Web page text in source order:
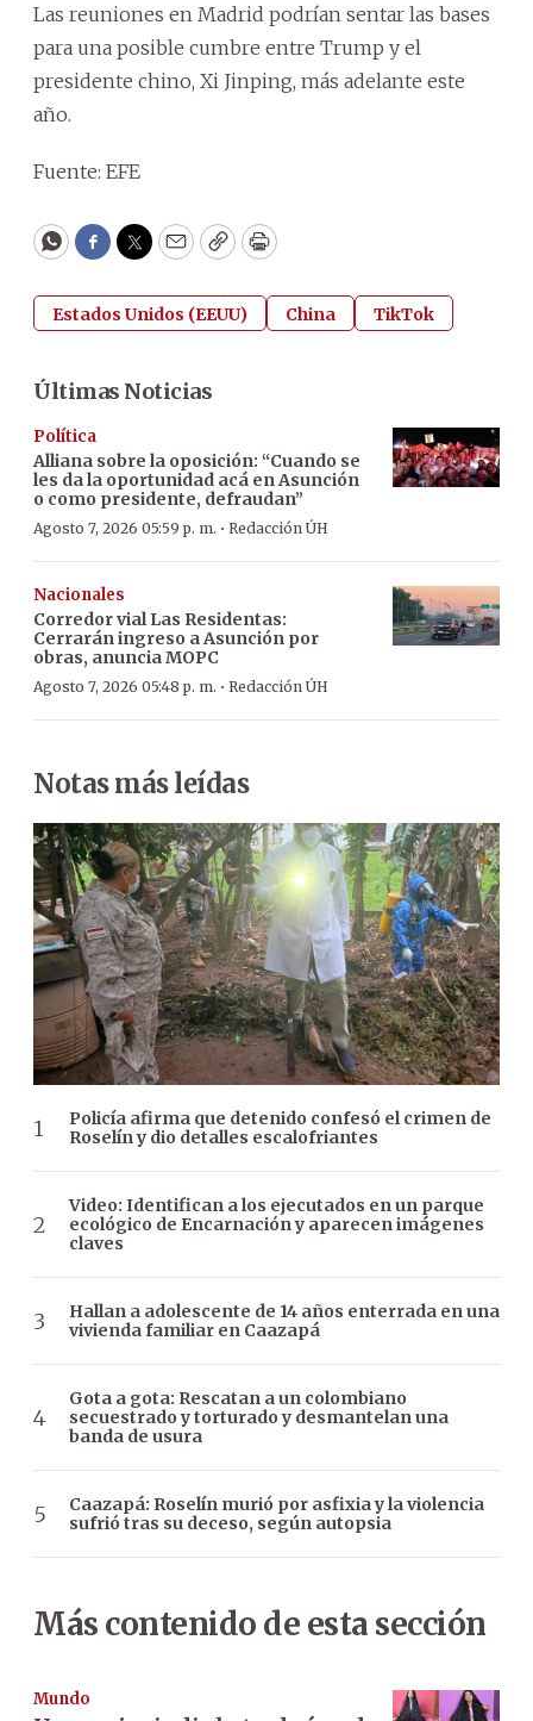
Las reuniones en Madrid podrían sentar las bases
para una posible cumbre entre Trump y el
presidente chino, Xi Jinping, más adelante este
año.
Fuente: EFE
WhatsApp
Facebook
Twitter
EmailCopyPrint
Estados Unidos (EEUU) China TikTok
Últimas Noticias
Política
Alliana sobre la oposición: “Cuando se
les da la oportunidad acá en Asunción
o como presidente, defraudan”
Agosto 7, 2026 05:59 p. m. · Redacción ÚH
Nacionales
Corredor vial Las Residentas:
Cerrarán ingreso a Asunción por
obras, anuncia MOPC
Agosto 7, 2026 05:48 p. m. · Redacción ÚH
Notas más leídas
Policía afirma que detenido confesó el crimen de
Roselín y dio detalles escalofriantes
Video: Identifican a los ejecutados en un parque
ecológico de Encarnación y aparecen imágenes
claves
Hallan a adolescente de 14 años enterrada en una
vivienda familiar en Caazapá
Gota a gota: Rescatan a un colombiano
secuestrado y torturado y desmantelan una
banda de usura
Caazapá: Roselín murió por asfixia y la violencia
sufrió tras su deceso, según autopsia
Más contenido de esta sección
Mundo